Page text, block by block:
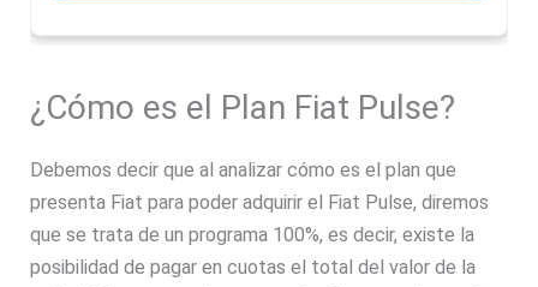
¿Cómo es el Plan Fiat Pulse?
Debemos decir que al analizar cómo es el plan que
presenta Fiat para poder adquirir el Fiat Pulse, diremos
que se trata de un programa 100%, es decir, existe la
posibilidad de pagar en cuotas el total del valor de la